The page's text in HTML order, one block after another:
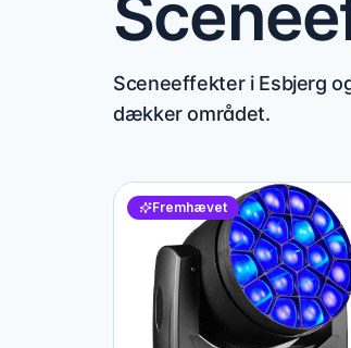
Sceneeffekter i Esbjerg
dækker området.
Fremhævet